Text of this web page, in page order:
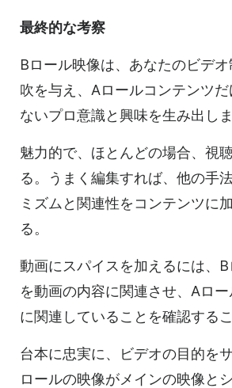
最終的な考察
Bロール映像は、あなたのビデ
吹を与え、Aロールコンテンツだ
ないプロ意識と興味を生み出しま
魅力的で、ほとんどの場合、視
る。うまく編集すれば、他の手
ミズムと関連性をコンテンツに
る。
動画にスパイスを加えるには、B
を動画の内容に関連させ、Aロ
に関連していることを確認するこ
台本に忠実に、ビデオの目的を
ロールの映像がメインの映像と